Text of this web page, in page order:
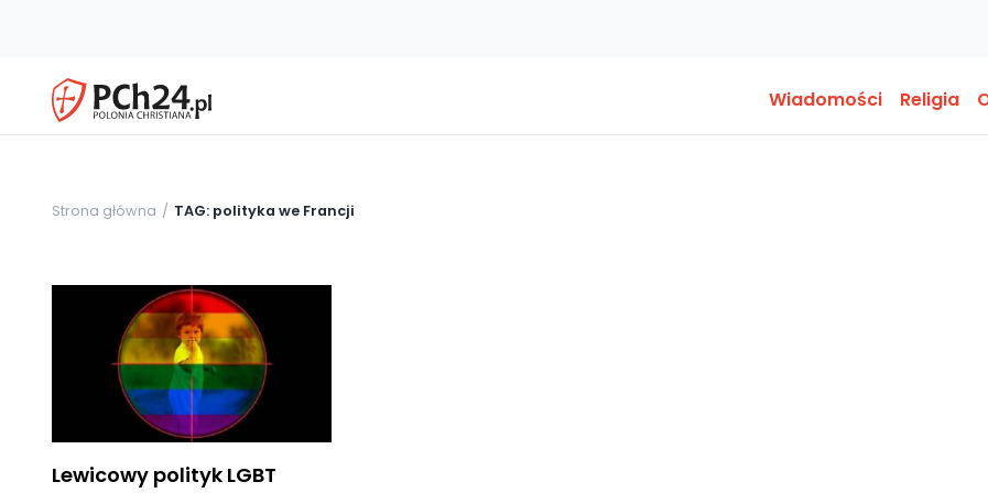
Wiadomości Religia
Strona główna TAG: polityka we Francji
Lewicowy polityk LGBT